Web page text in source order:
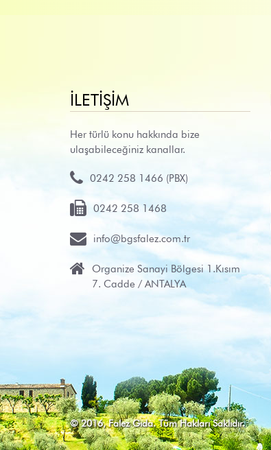
İLETIŞIM
Her türlü konu hakkında bize
ulaşabileceğiniz kanallar.
 0242 258 1466 (PBX)
0242 258 1468
 info@bgsfalez.com.tr
 Organize Sanayi Bölgesi 1.Kısım
7. Cadde / ANTALYA
© 2016, Falez Gıda. Tüm Hakları Saklıdır.